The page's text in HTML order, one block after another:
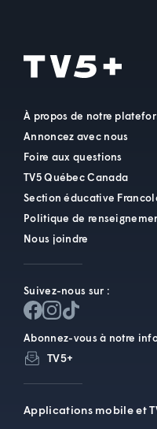
À propos de notre
Annoncez avec nous
Foire aux questions
TV5 Québec Canada
Section éducative
Politique de
Nous joindre
Suivez-nous sur :
Abonnez-vous à notre
TV5+
Applications mobile et